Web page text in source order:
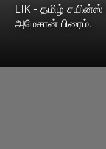
LIK - தமிழ் சயின்ஸ்
அமேசான் பிரைம்.